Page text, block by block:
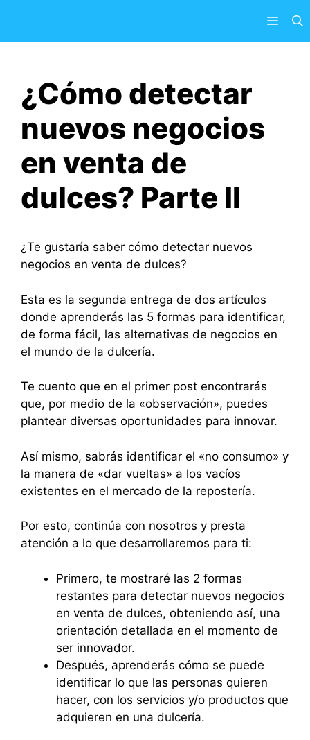
contenido
Menú
¿Cómo detectar
nuevos negocios
en venta de
dulces? Parte II
¿Te gustaría saber cómo detectar nuevos
negocios en venta de dulces?
Esta es la segunda entrega de dos artículos
donde aprenderás las 5 formas para identificar,
de forma fácil, las alternativas de negocios en
el mundo de la dulcería.
Te cuento que en el primer post encontrarás
que, por medio de la «observación», puedes
plantear diversas oportunidades para innovar.
Así mismo, sabrás identificar el «no consumo» y
la manera de «dar vueltas» a los vacíos
existentes en el mercado de la repostería.
Por esto, continúa con nosotros y presta
atención a lo que desarrollaremos para ti:
Primero, te mostraré las 2 formas
restantes para detectar nuevos negocios
en venta de dulces, obteniendo así, una
orientación detallada en el momento de
ser innovador.
Después, aprenderás cómo se puede
identificar lo que las personas quieren
hacer, con los servicios y/o productos que
adquieren en una dulcería.